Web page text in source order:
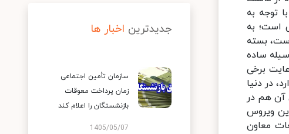
جدیدترین اخبار ها
سازمان تأمین اجتماعی
زمان پرداخت معوقات
بازنشستگان را اعلام کند
1405/05/07